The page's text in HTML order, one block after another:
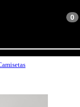
Toggle
0
DE 50€